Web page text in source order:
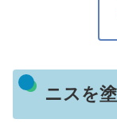
ニスを